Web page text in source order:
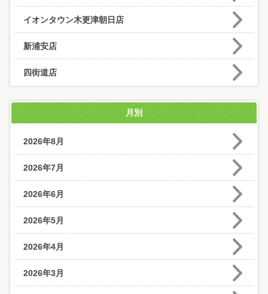
イオンタウン木更津朝日店
新浦安店
四街道店
月別
2026年8月
2026年7月
2026年6月
2026年5月
2026年4月
2026年3月